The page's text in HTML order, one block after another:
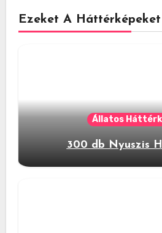
Ezeket A
Állatos
300 db Nyuszis